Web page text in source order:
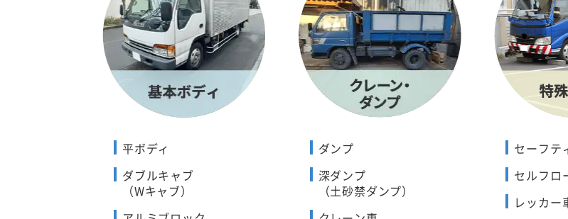
平ボディ
ダブルキャブ
（Wキャブ）
ダンプ
深ダンプ
（土砂禁ダンプ）
セーフテ
セルフロ
レッカー